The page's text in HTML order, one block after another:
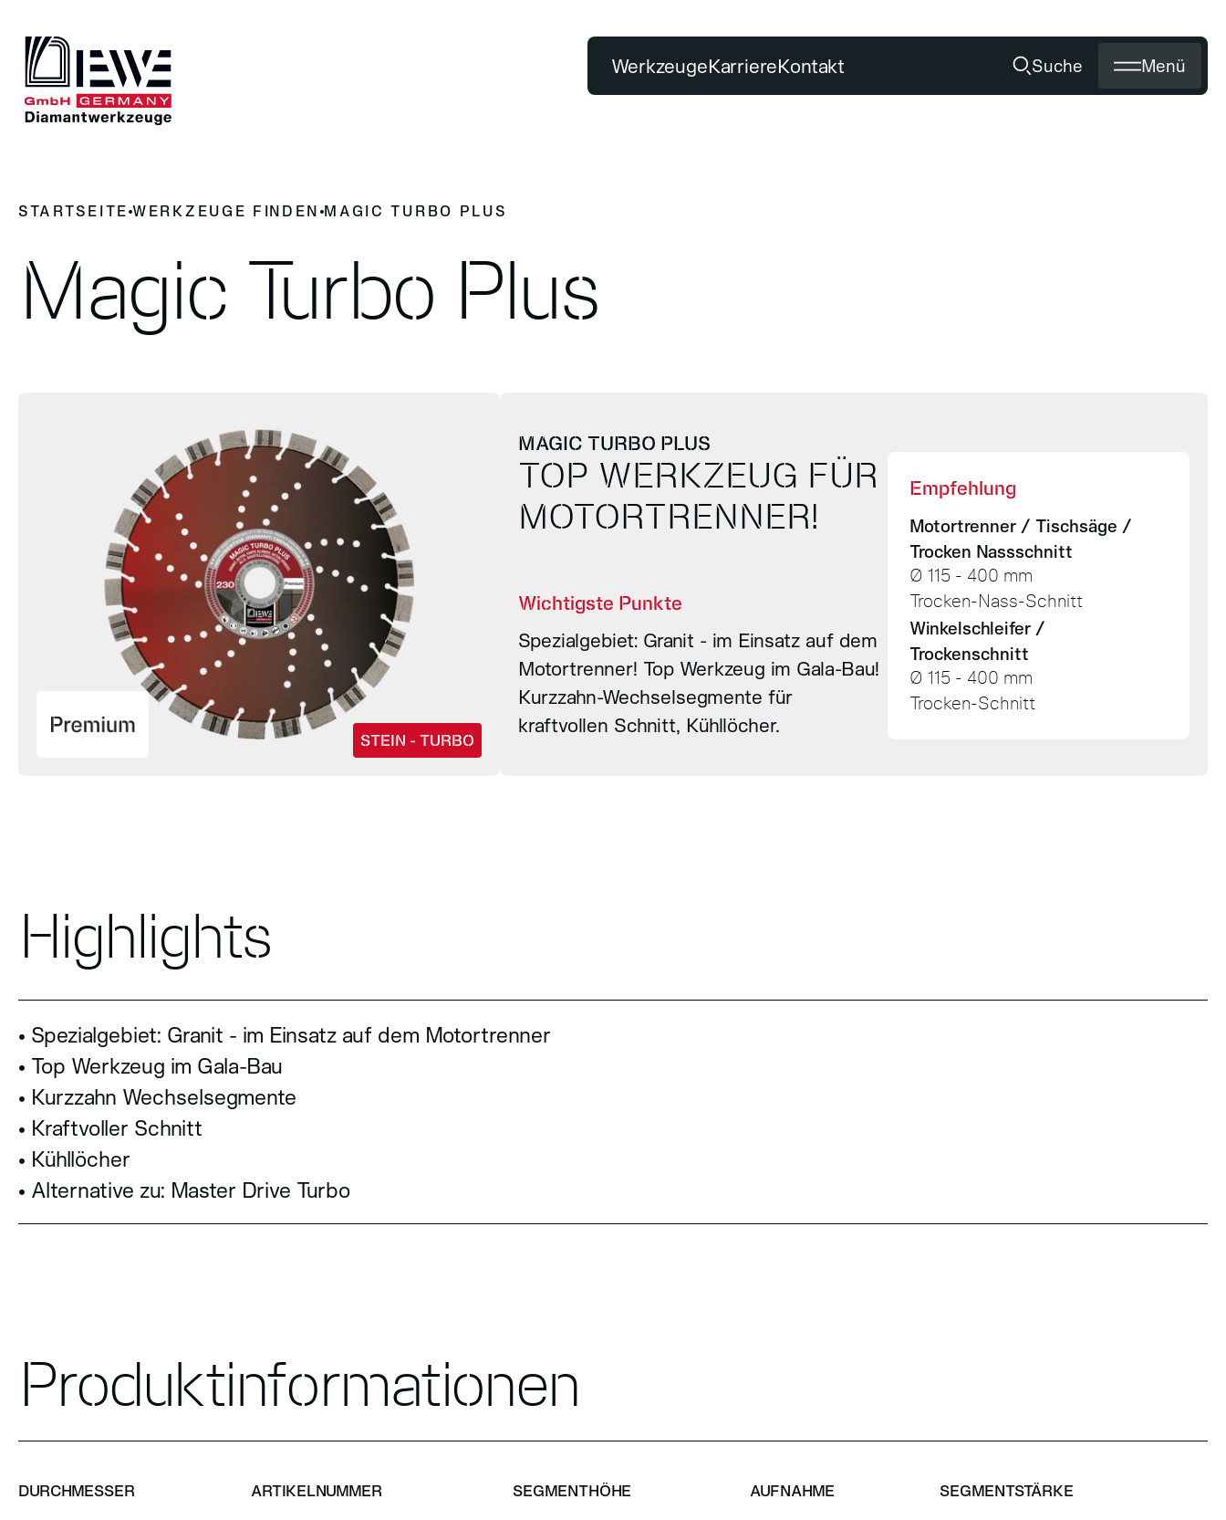
WerkzeugeKarriereKontakt Suche Menü
Kontakt
Werkzeuge
Trennen
Bohren Schleifen
STARTSEITE WERKZEUGE FINDEN MAGIC TURBO PLUS
Magic Turbo Plus
STEIN - TURBO
MAGIC TURBO PLUS
TOP WERKZEUG FÜR
MOTORTRENNER!
Wichtigste Punkte
Spezialgebiet: Granit - im Einsatz auf dem
Motortrenner! Top Werkzeug im Gala-Bau!
Kurzzahn-Wechselsegmente für
kraftvollen Schnitt, Kühllöcher.
Empfehlung
Motortrenner / Tischsäge /
Trocken Nassschnitt
Ø 115 - 400 mm
Trocken-Nass-Schnitt
Winkelschleifer /
Trockenschnitt
Ø 115 - 400 mm
Trocken-Schnitt
Highlights
• Spezialgebiet: Granit - im Einsatz auf dem Motortrenner
• Top Werkzeug im Gala-Bau
• Kurzzahn Wechselsegmente
• Kraftvoller Schnitt
• Kühllöcher
• Alternative zu: Master Drive Turbo
Produktinformationen
DURCHMESSER ARTIKELNUMMER SEGMENTHÖHE AUFNAHME SEGMENTSTÄRKE